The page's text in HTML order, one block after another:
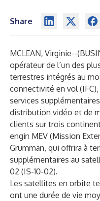
Share
MCLEAN, Virginie--(
opérateur de l’un des
terrestres intégrés au
connectivité en vol
services
distribution vidéo et de
clients sur trois
engin MEV (Mission
Grumman, qui offrira à
supplémentaires au
02 (IS-10-02).
Les satellites en orbite
ont une durée de vie